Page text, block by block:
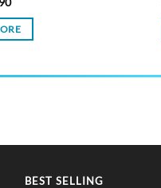
is:
$4.90.
BEST SELLING